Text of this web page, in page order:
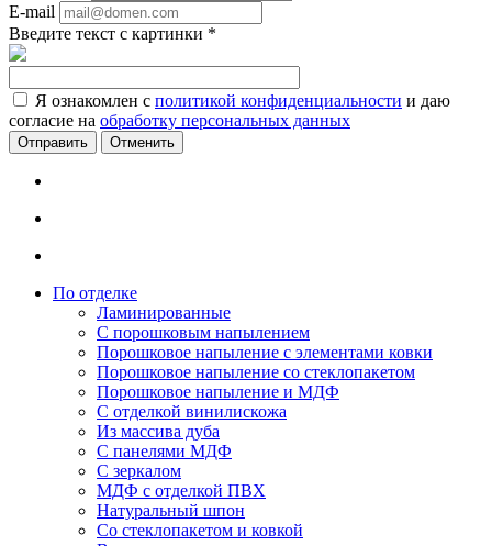
E-mail
Введите текст с картинки *
Я ознакомлен с политикой конфиденциальности и даю
согласие на обработку персональных данных
Отменить
По отделке
Ламинированные
С порошковым напылением
Порошковое напыление с элементами ковки
Порошковое напыление со стеклопакетом
Порошковое напыление и МДФ
С отделкой винилискожа
Из массива дуба
С панелями МДФ
С зеркалом
МДФ с отделкой ПВХ
Натуральный шпон
Со стеклопакетом и ковкой